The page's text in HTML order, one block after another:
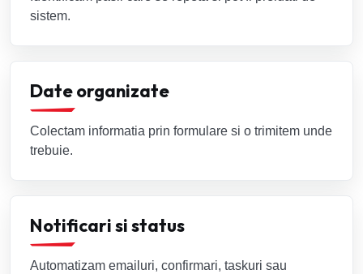
sistem.
Date organizate
Colectam informatia prin formulare si o trimitem unde
trebuie.
Notificari si status
Automatizam emailuri, confirmari, taskuri sau